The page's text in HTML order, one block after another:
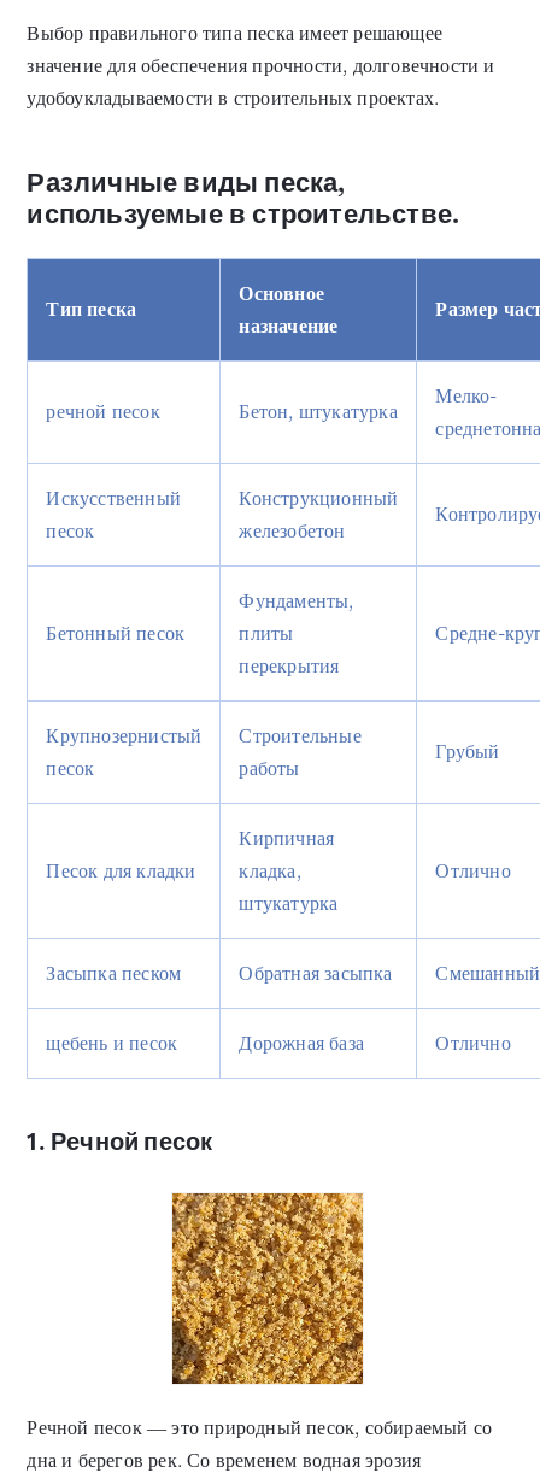
Выбор правильного типа песка имеет решающее
значение для обеспечения прочности, долговечности и
удобоукладываемости в строительных проектах.
Различные виды песка,
используемые в строительстве.
Тип песка
Основное
назначение
Размер
речной песок Бетон, штукатурка
Мелко-
Искусственный
песок
Конструкционный
железобетон
Бетонный песок
Фундаменты,
плиты
перекрытия
Средне-
Крупнозернистый
песок
Строительные
работы
Грубый
Песок для кладки
Кирпичная
кладка,
штукатурка
Отлично
Засыпка песком Обратная засыпка Смешанный
щебень и песок Дорожная база Отлично
1. Речной песок
Речной песок — это природный песок, собираемый со
дна и берегов рек. Со временем водная эрозия